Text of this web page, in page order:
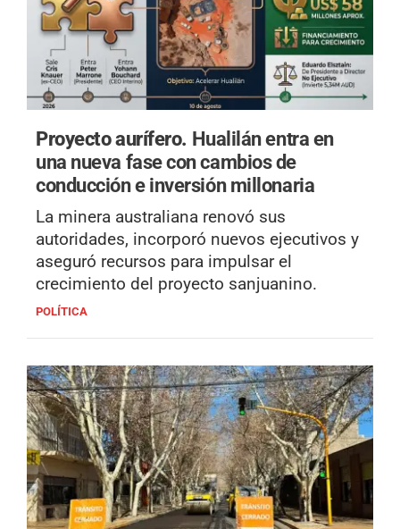
Proyecto aurífero. Hualilán entra en
una nueva fase con cambios de
conducción e inversión millonaria
La minera australiana renovó sus
autoridades, incorporó nuevos ejecutivos y
aseguró recursos para impulsar el
crecimiento del proyecto sanjuanino.
POLÍTICA